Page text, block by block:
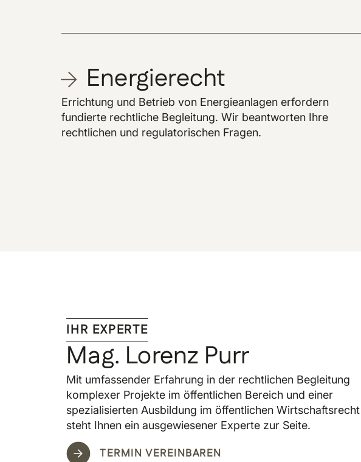
Energierecht
Errichtung und Betrieb von Energieanlagen erfordern
fundierte rechtliche Begleitung. Wir beantworten Ihre
rechtlichen und regulatorischen Fragen.
IHR EXPERTE
Mag. Lorenz Purr
Mit umfassender Erfahrung in der rechtlichen Begleitung
komplexer Projekte im öffentlichen Bereich und einer
spezialisierten Ausbildung im öffentlichen Wirtschaftsrecht
steht Ihnen ein ausgewiesener Experte zur Seite.
TERMIN VEREINBAREN